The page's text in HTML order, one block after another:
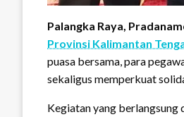
Palangka Raya,
Provinsi Kalimantan
puasa bersama, para
sekaligus memperkuat
Kegiatan yang berlangsung